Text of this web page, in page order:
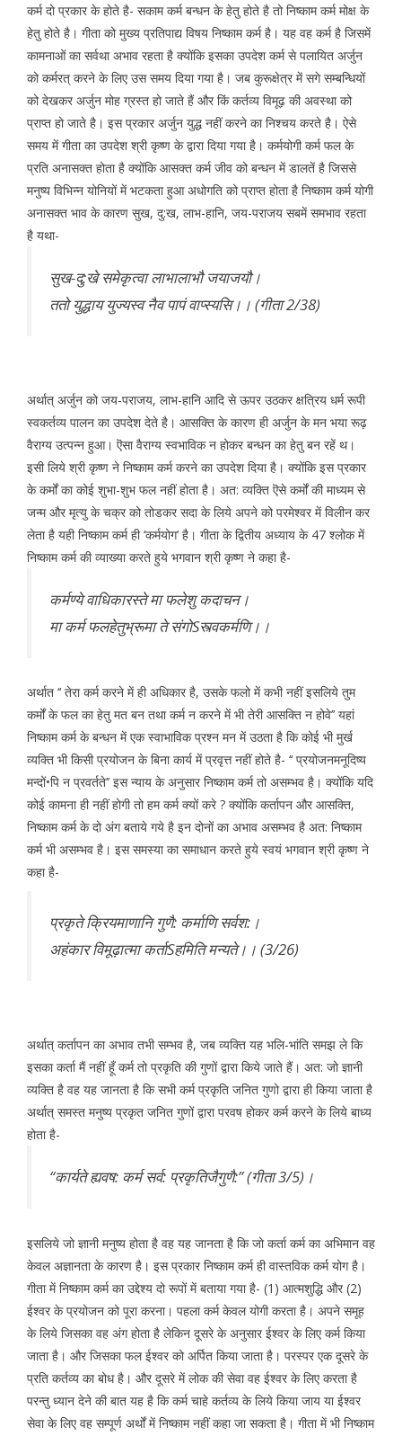
कर्म दो प्रकार के होते है- सकाम कर्म बन्धन के हेतु होते है तो निष्काम कर्म मोक्ष के
हेतु होते है। गीता को मुख्य प्रतिपाद्य विषय निष्काम कर्म है। यह वह कर्म है जिसमें
कामनाओं का सर्वथा अभाव रहता है क्योंकि इसका उपदेश कर्म से पलायित अर्जुन
को कर्मरत् करने के लिए उस समय दिया गया है। जब कुरूक्षेत्र में सगे सम्बन्धियों
को देखकर अर्जुन मोह ग्रस्त हो जाते हैं और किं कर्तव्य विमूढ़ की अवस्था को
प्राप्त हो जाते है। इस प्रकार अर्जुन युद्ध नहीं करने का निश्चय करते है। ऐसे
समय में गीता का उपदेश श्री कृष्ण के द्वारा दिया गया है। कर्मयोगी कर्म फल के
प्रति अनासक्त होता है क्योंकि आसक्त कर्म जीव को बन्धन में डालतें है जिससे
मनुष्य विभिन्न योनियों में भटकता हुआ अधोगति को प्राप्त होता है निष्काम कर्म योगी
अनासक्त भाव के कारण सुख, दु:ख, लाभ-हानि, जय-पराजय सबमें समभाव रहता
है यथा-
सुख-दु:खे समेकृत्वा लाभालाभौ जयाजयौ।
ततो युद्धाय युज्यस्व नैव पापं वाप्स्यसि।। (गीता 2/38)
अर्थात् अर्जुन को जय-पराजय, लाभ-हानि आदि से ऊपर उठकर क्षत्रिय धर्म रूपी
स्वकर्तव्य पालन का उपदेश देते है। आसक्ति के कारण ही अर्जुन के मन भया रूढ़
वैराग्य उत्पन्न हुआ। ऎसा वैराग्य स्वभाविक न होकर बन्धन का हेतु बन रहें थ।
इसी लिये श्री कृष्ण ने निष्काम कर्म करने का उपदेश दिया है। क्योंकि इस प्रकार
के कर्मों का कोई शुभा-शुभ फल नहीं होता है। अत: व्यक्ति ऎसे कर्मों की माध्यम से
जन्म और मृत्यु के चक्र को तोडकर सदा के लिये अपने को परमेश्वर में विलीन कर
लेता है यही निष्काम कर्म ही ‘कर्मयोग’ है। गीता के द्वितीय अध्याय के 47 श्लोक में
निष्काम कर्म की व्याख्या करते हुये भगवान श्री कृष्ण ने कहा है-
कर्मण्ये वाधिकारस्ते मा फलेशु कदाचन।
मा कर्म फलहेतुभ्रूमा ते संगोSस्त्वकर्मणि।।
अर्थात ‘‘ तेरा कर्म करने में ही अधिकार है, उसके फलो में कभी नहीं इसलिये तुम
कर्मों के फल का हेतु मत बन तथा कर्म न करने में भी तेरी आसक्ति न होवे’’ यहां
निष्काम कर्म के बन्धन में एक स्वाभाविक प्रश्न मन में उठता है कि कोई भी मुर्ख
व्यक्ति भी किसी प्रयोजन के बिना कार्य में प्रवृत्त नहीं होते है- ‘‘ प्रयोजनमनूदिष्य
मन्दों•पि न प्रवर्तते’’ इस न्याय के अनुसार निष्काम कर्म तो असम्भव है। क्योंकि यदि
कोई कामना ही नहीं होगी तो हम कर्म क्यों करे ? क्योंकि कर्तापन और आसक्ति,
निष्काम कर्म के दो अंग बताये गये है इन दोनों का अभाव असम्भव है अत: निष्काम
कर्म भी असम्भव है। इस समस्या का समाधान करते हुये स्वयं भगवान श्री कृष्ण ने
कहा है-
प्रकृते क्रियमाणानि गुणै: कर्माणि सर्वश:।
अहंकार विमूढ़ात्मा कर्ताSहमिति मन्यते।। (3/26)
अर्थात् कर्तापन का अभाव तभी सम्भव है, जब व्यक्ति यह भलि-भांति समझ ले कि
इसका कर्ता मैं नहीं हूँ कर्म तो प्रकृति की गुणों द्वारा किये जाते हैं। अत: जो ज्ञानी
व्यक्ति है वह यह जानता है कि सभी कर्म प्रकृति जनित गुणो द्वारा ही किया जाता है
अर्थात् समस्त मनुष्य प्रकृत जनित गुणों द्वारा परवष होकर कर्म करने के लिये बाध्य
होता है-
‘‘कार्यते ह्यवष: कर्म सर्व: प्रकृतिजैगुणै:’’ (गीता 3/5)।
इसलिये जो ज्ञानी मनुष्य होता है वह यह जानता है कि जो कर्ता कर्म का अभिमान वह
केवल अज्ञानता के कारण है। इस प्रकार निष्काम कर्म ही वास्तविक कर्म योग है।
गीता में निष्काम कर्म का उद्देश्य दो रूपों में बताया गया है- (1) आत्मशुद्धि और (2)
ईश्वर के प्रयोजन को पूरा करना। पहला कर्म केवल योगी करता है। अपने समूह
के लिये जिसका वह अंग होता है लेकिन दूसरे के अनुसार ईश्वर के लिए कर्म किया
जाता है। और जिसका फल ईश्वर को अर्पित किया जाता है। परस्पर एक दूसरे के
प्रति कर्तव्य का बोध है। और दूसरे में लोक की सेवा वह ईश्वर के लिए करता है
परन्तु ध्यान देने की बात यह है कि कर्म चाहे कर्तव्य के लिये किया जाय या ईश्वर
सेवा के लिए वह सम्पूर्ण अर्थों में निष्काम नहीं कहा जा सकता है। गीता में भी निष्काम